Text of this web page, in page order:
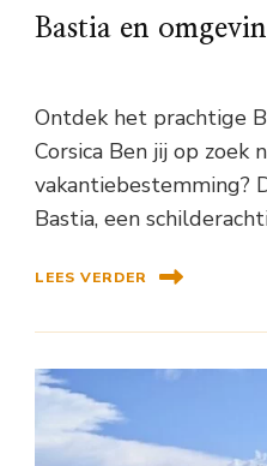
Bastia en
Ontdek het prachtige
Corsica Ben jij op zoek
vakantiebestemming?
Bastia, een
LEES VERDER